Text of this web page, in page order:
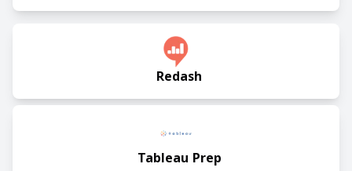
Redash
Tableau Prep